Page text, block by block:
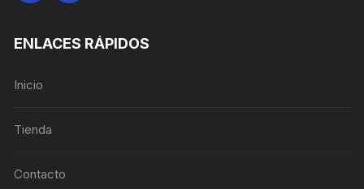
ENLACES RÁPIDOS
Inicio
Tienda
Contacto